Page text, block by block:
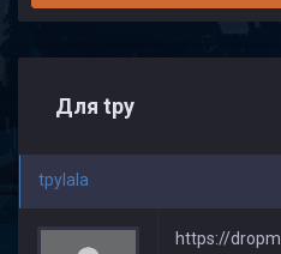
Для tpy
tpylala
https://